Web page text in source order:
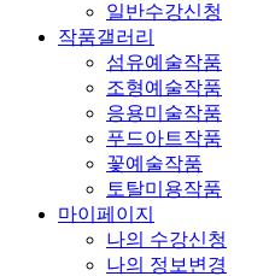
일반수강신청
작품갤러리
섬유예술작품
조형예술작품
응용미술작품
푸드아트작품
꽃예술작품
토탈미용작품
마이페이지
나의 수강신청
나의 정보변경